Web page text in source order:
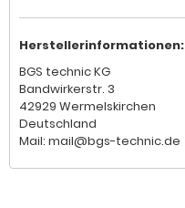
Herstellerinformationen:
BGS technic KG
Bandwirkerstr. 3
42929 Wermelskirchen
Deutschland
Mail: mail@bgs-technic.de